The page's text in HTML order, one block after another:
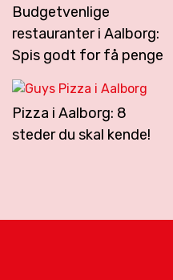
Budgetvenlige
restauranter i Aalborg:
Spis godt for få penge
Pizza i Aalborg: 8
steder du skal kende!